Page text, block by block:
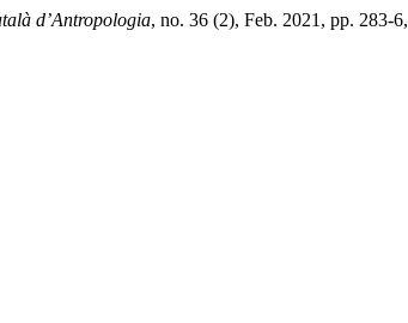
d’Antropologia, no. 36 (2), Feb. 2021, pp. 283-6,